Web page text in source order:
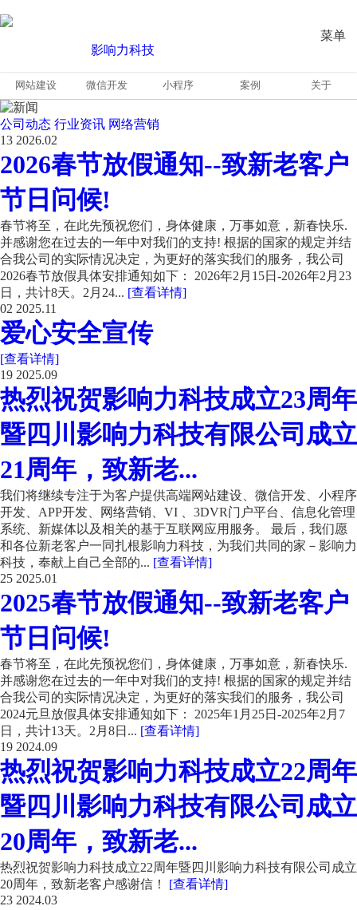
菜单
网站建设 微信开发 小程序 案例 关于
公司动态 行业资讯 网络营销
13 2026.02
2026春节放假通知--致新老客户
节日问候!
春节将至，在此先预祝您们，身体健康，万事如意，新春快乐.
并感谢您在过去的一年中对我们的支持! 根据的国家的规定并结
合我公司的实际情况决定，为更好的落实我们的服务，我公司
2026春节放假具体安排通知如下： 2026年2月15日-2026年2月23
日，共计8天。2月24... [查看详情]
02 2025.11
爱心安全宣传
[查看详情]
19 2025.09
热烈祝贺影响力科技成立23周年
暨四川影响力科技有限公司成立
21周年，致新老...
我们将继续专注于为客户提供高端网站建设、微信开发、小程序
开发、APP开发、网络营销、VI 、3DVR门户平台、信息化管理
系统、新媒体以及相关的基于互联网应用服务。 最后，我们愿
和各位新老客户一同扎根影响力科技，为我们共同的家－影响力
科技，奉献上自己全部的... [查看详情]
25 2025.01
2025春节放假通知--致新老客户
节日问候!
春节将至，在此先预祝您们，身体健康，万事如意，新春快乐.
并感谢您在过去的一年中对我们的支持! 根据的国家的规定并结
合我公司的实际情况决定，为更好的落实我们的服务，我公司
2024元旦放假具体安排通知如下： 2025年1月25日-2025年2月7
日，共计13天。2月8日... [查看详情]
19 2024.09
热烈祝贺影响力科技成立22周年
暨四川影响力科技有限公司成立
20周年，致新老...
热烈祝贺影响力科技成立22周年暨四川影响力科技有限公司成立
20周年，致新老客户感谢信！ [查看详情]
23 2024.03